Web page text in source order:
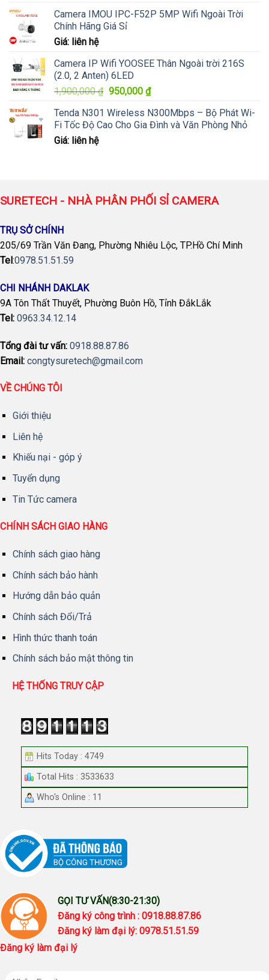
Camera IMOU IPC-F52P 5MP Wifi Ngoài Trời
Chính Hãng Giá Sỉ
Giá: liên hệ
Camera IP Wifi YOOSEE Thân Ngoài trời 216S
(2.0, 2 Anten) 6LED
1,900,000₫ Giá
là:
1,900,000 ₫.
950,000 ₫Giá
tại
là:
Tenda N301 Wireless N300Mbps – Bộ Phát Wi-
Fi Tốc Độ Cao Cho Gia Đình và Văn Phòng Nhỏ
Giá: liên hệ
SURETECH - NHÀ PHÂN PHỐI SỈ CAMERA
TRỤ SỞ CHÍNH
205/69 Trần Văn Đang, Phường Nhiêu Lộc, TP.Hồ Chí Minh
Tel:0978.51.51.59
CHI NHÁNH DAKLAK
9A Tôn Thất Thuyết, Phường Buôn Hồ, Tỉnh ĐắkLắk
Tel: 0963.34.12.14
Tổng đài tư vấn: 0918.88.87.86
Email: congtysuretech@gmail.com
VỀ CHÚNG TÔI
Giới thiệu
Liên hệ
Khiếu nại - góp ý
Tuyển dụng
Tin Tức camera
CHÍNH SÁCH GIAO HÀNG
Chính sách giao hàng
Chính sách bảo hành
Hướng dẫn bảo quản
Chính sách Đổi/Trả
Hình thức thanh toán
Chính sách bảo mật thông tin
HỆ THỐNG TRUY CẬP
Hits Today : 4749
Total Hits : 3533633
Who's Online : 11
GỌI TƯ VẤN(8:30-21:30)
Đăng ký công trình : 0918.88.87.86
Đăng ký làm đại lý: 0978.51.51.59
Đăng ký làm đại lý